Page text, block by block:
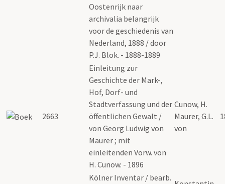
Oostenrijk naar
archivalia belangrijk
voor de geschiedenis van
Nederland, 1888 / door
P.J. Blok. - 1888-1889
2663
Einleitung zur
Geschichte der Mark-,
Hof, Dorf- und
Stadtverfassung und der
öffentlichen Gewalt /
von Georg Ludwig von
Maurer ; mit
einleitenden Vorw. von
H. Cunow. - 1896
Cunow, H.
Maurer, G.L.
von
Kölner Inventar / bearb.